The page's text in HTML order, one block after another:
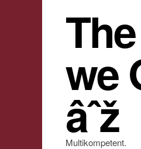
we
âˆž
Multikompetent.